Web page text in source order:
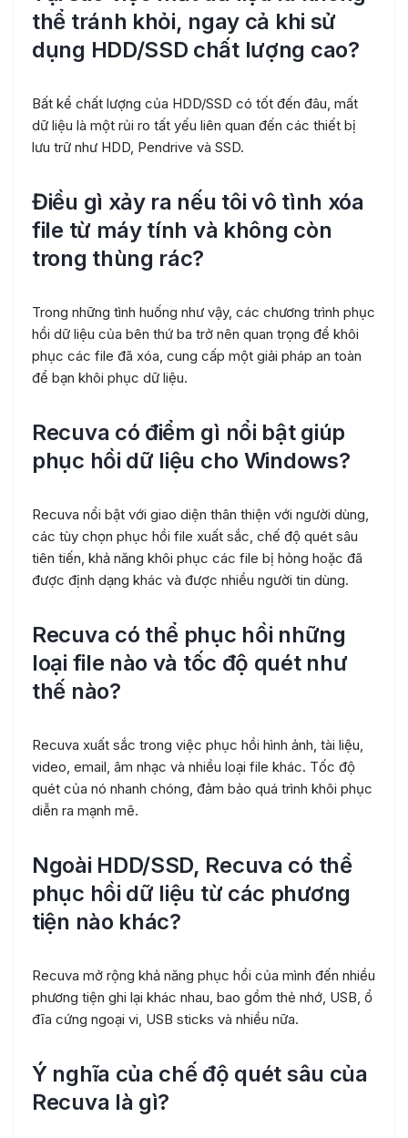
thể tránh khỏi, ngay cả khi sử
dụng HDD/SSD chất lượng cao?
Bất kể chất lượng của HDD/SSD có tốt đến đâu, mất
dữ liệu là một rủi ro tất yếu liên quan đến các thiết bị
lưu trữ như HDD, Pendrive và SSD.
Điều gì xảy ra nếu tôi vô tình xóa
file từ máy tính và không còn
trong thùng rác?
Trong những tình huống như vậy, các chương trình phục
hồi dữ liệu của bên thứ ba trở nên quan trọng để khôi
phục các file đã xóa, cung cấp một giải pháp an toàn
để bạn khôi phục dữ liệu.
Recuva có điểm gì nổi bật giúp
phục hồi dữ liệu cho Windows?
Recuva nổi bật với giao diện thân thiện với người dùng,
các tùy chọn phục hồi file xuất sắc, chế độ quét sâu
tiên tiến, khả năng khôi phục các file bị hỏng hoặc đã
được định dạng khác và được nhiều người tin dùng.
Recuva có thể phục hồi những
loại file nào và tốc độ quét như
thế nào?
Recuva xuất sắc trong việc phục hồi hình ảnh, tài liệu,
video, email, âm nhạc và nhiều loại file khác. Tốc độ
quét của nó nhanh chóng, đảm bảo quá trình khôi phục
diễn ra mạnh mẽ.
Ngoài HDD/SSD, Recuva có thể
phục hồi dữ liệu từ các phương
tiện nào khác?
Recuva mở rộng khả năng phục hồi của mình đến nhiều
phương tiện ghi lại khác nhau, bao gồm thẻ nhớ, USB, ổ
đĩa cứng ngoại vi, USB sticks và nhiều nữa.
Ý nghĩa của chế độ quét sâu của
Recuva là gì?